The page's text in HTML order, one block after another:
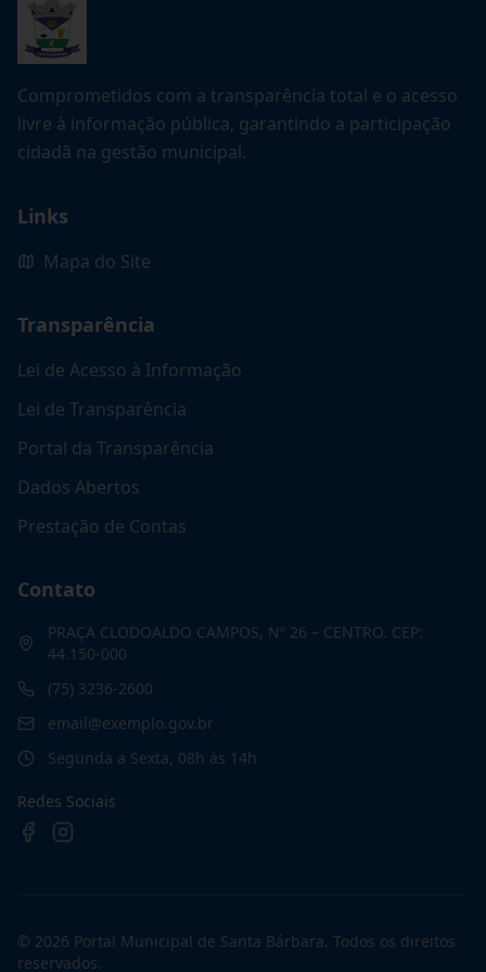
Comprometidos com a transparência total e o acesso
livre à informação pública, garantindo a participação
cidadã na gestão municipal.
Links
Mapa do Site
Transparência
Lei de Acesso à Informação
Lei de Transparência
Portal da Transparência
Dados Abertos
Prestação de Contas
Contato
PRAÇA CLODOALDO CAMPOS, Nº 26 – CENTRO. CEP:
44.150-000
(75) 3236-2600
email@exemplo.gov.br
Segunda a Sexta, 08h às 14h
Redes Sociais
© 2026 Portal Municipal de Santa Bárbara. Todos os direitos
reservados.